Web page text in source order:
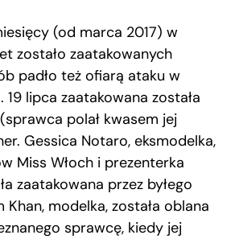
(od marca 2017) w
zostało zaatakowanych
padło też ofiarą ataku w
19 lipca zaatakowana została
polał kwasem jej
Gessica Notaro, eksmodelka,
Miss Włoch i prezenterka
zaatakowana przez byłego
Khan, modelka, została oblana
sprawcę, kiedy jej